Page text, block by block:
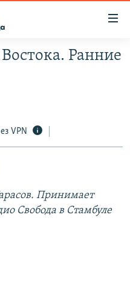
Ранние
VPN
Принимает
Свобода в Стамбуле